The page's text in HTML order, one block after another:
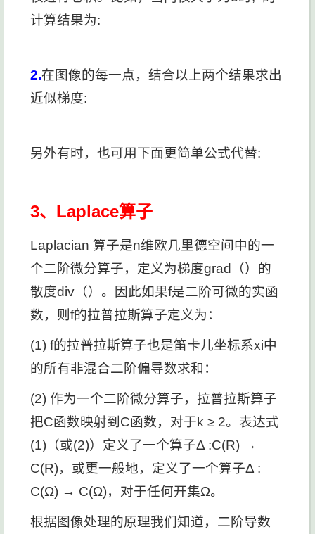
计算结果为:
2.在图像的每一点，结合以上两个结果求出
近似梯度:
另外有时，也可用下面更简单公式代替:
3、Laplace算子
Laplacian 算子是n维欧几里德空间中的一
个二阶微分算子，定义为梯度grad（）的
散度div（）。因此如果f是二阶可微的实函
数，则f的拉普拉斯算子定义为：
(1) f的拉普拉斯算子也是笛卡儿坐标系xi中
的所有非混合二阶偏导数求和：
(2) 作为一个二阶微分算子，拉普拉斯算子
把C函数映射到C函数，对于k ≥ 2。表达式
(1)（或(2)）定义了一个算子Δ :C(R) →
C(R)，或更一般地，定义了一个算子Δ :
C(Ω) → C(Ω)，对于任何开集Ω。
根据图像处理的原理我们知道，二阶导数